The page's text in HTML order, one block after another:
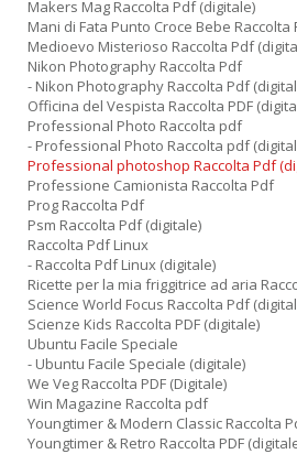
Makers Mag Raccolta Pdf (digitale)
Mani di Fata Punto Croce Bebe Raccolta
Medioevo Misterioso Raccolta Pdf
Nikon Photography Raccolta Pdf
- Nikon Photography Raccolta Pdf
Officina del Vespista Raccolta PDF
Professional Photo Raccolta pdf
- Professional Photo Raccolta pdf
Professional photoshop Raccolta Pdf
Professione Camionista Raccolta Pdf
Prog Raccolta Pdf
Psm Raccolta Pdf (digitale)
Raccolta Pdf Linux
- Raccolta Pdf Linux (digitale)
Ricette per la mia friggitrice ad aria
Science World Focus Raccolta Pdf
Scienze Kids Raccolta PDF (digitale)
Ubuntu Facile Speciale
- Ubuntu Facile Speciale (digitale)
We Veg Raccolta PDF (Digitale)
Win Magazine Raccolta pdf
Youngtimer & Modern Classic Raccolta
Youngtimer & Retro Raccolta PDF